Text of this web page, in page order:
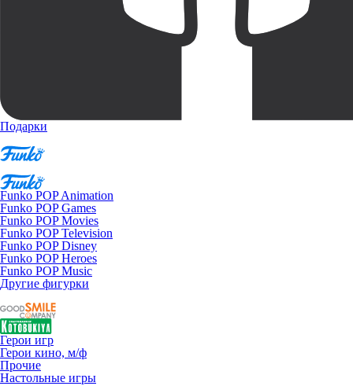
Подарки
Funko POP Animation
Funko POP Games
Funko POP Movies
Funko POP Television
Funko POP Disney
Funko POP Heroes
Funko POP Music
Другие фигурки
Герои игр
Герои кино, м/ф
Прочие
Настольные игры